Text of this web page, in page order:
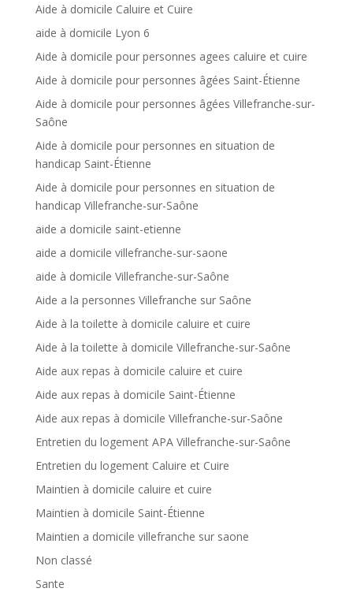
Aide à domicile Caluire et Cuire
aide à domicile Lyon 6
Aide à domicile pour personnes agees caluire et cuire
Aide à domicile pour personnes âgées Saint-Étienne
Aide à domicile pour personnes âgées Villefranche-sur-
Saône
Aide à domicile pour personnes en situation de
handicap Saint-Étienne
Aide à domicile pour personnes en situation de
handicap Villefranche-sur-Saône
aide a domicile saint-etienne
aide a domicile villefranche-sur-saone
aide à domicile Villefranche-sur-Saône
Aide a la personnes Villefranche sur Saône
Aide à la toilette à domicile caluire et cuire
Aide à la toilette à domicile Villefranche-sur-Saône
Aide aux repas à domicile caluire et cuire
Aide aux repas à domicile Saint-Étienne
Aide aux repas à domicile Villefranche-sur-Saône
Entretien du logement APA Villefranche-sur-Saône
Entretien du logement Caluire et Cuire
Maintien à domicile caluire et cuire
Maintien à domicile Saint-Étienne
Maintien a domicile villefranche sur saone
Non classé
Sante